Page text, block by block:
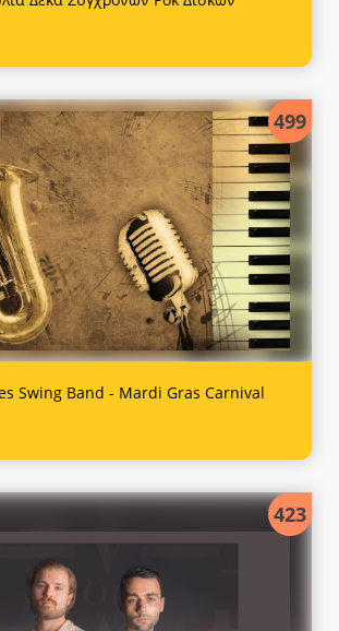
499
Swing Band - Mardi Gras Carnival
423